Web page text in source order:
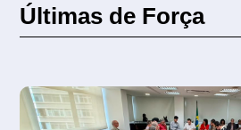
Últimas de Força